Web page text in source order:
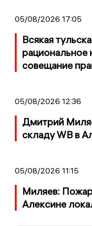
05/08/2026 17:05
Всякая
рациональное
совещание
05/08/2026 12:36
Дмитрий
складу WB в
05/08/2026 11:15
Миляев:
Алексине